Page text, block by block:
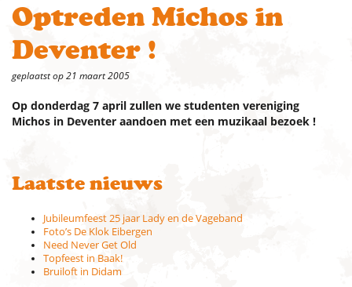
Optreden Michos in
Deventer !
geplaatst op 21 maart 2005
Op donderdag 7 april zullen we studenten vereniging
Michos in Deventer aandoen met een muzikaal bezoek !
Laatste nieuws
Jubileumfeest 25 jaar Lady en de Vageband
Foto’s De Klok Eibergen
Need Never Get Old
Topfeest in Baak!
Bruiloft in Didam